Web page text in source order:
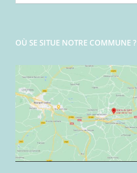
OÙ SE SITUE NOTRE COMMUNE ?